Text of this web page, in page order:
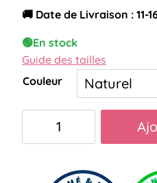
🚚 Date de Livraison : 11-
🟢En stock
Guide des tailles
Couleur
infirmière